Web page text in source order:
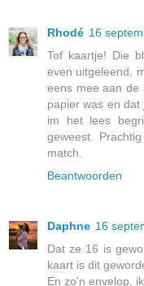
Rhodé 16
Tof kaartje! Die
even uitgeleend,
eens mee aan de
papier was en
im het lees
geweest.
match.
Beantwoorden
Daphne 16
Dat ze 16 is
kaart is dit
En zo'n envelop,